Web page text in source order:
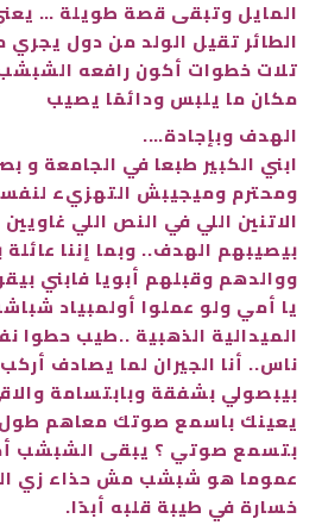
المايل وتبقى قصة طويلة …
الطائر تقيل الولد من دول
تلات خطوات أكون رافعه
مكان ما يلبس ودائمًا يصيب
الهدف وبإجادة….
ابني الكبير طبعا في الجامعة و
ومحترم وميجيبش التهزيء
الاتنين اللي في النص اللي
بيصيبهم الهدف.. وبما إننا عائلة
ووالدهم وقبلهم أبويا فابني
يا أمي ولو عملوا أولمبياد
الميدالية الذهبية ..طيب حطوا
ناس.. أنا الجيران لما يصادف
بيبصولي بشفقة وبابتسامة
يعينك باسمع صوتك معاهم طول
بتسمع صوتي ؟ يبقى الشبشب
عموما هو شبشب مش حذاء زي
خسارة في طيبة قلبه أبدًا.